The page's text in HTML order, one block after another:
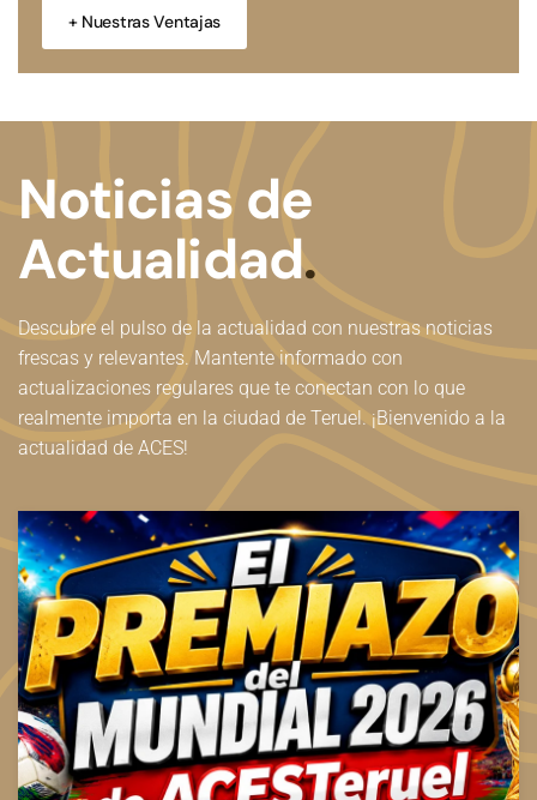
+ Nuestras Ventajas
Noticias de
Actualidad.
Descubre el pulso de la actualidad con nuestras noticias
frescas y relevantes. Mantente informado con
actualizaciones regulares que te conectan con lo que
realmente importa en la ciudad de Teruel. ¡Bienvenido a la
actualidad de ACES!